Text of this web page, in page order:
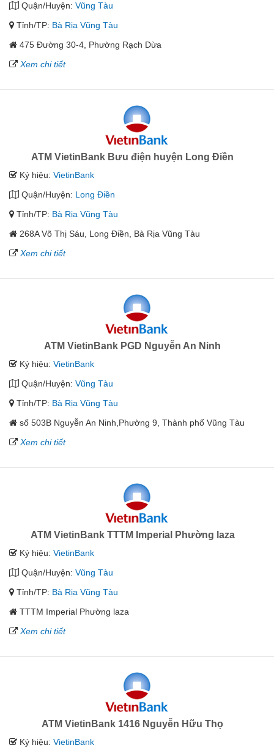
Quận/Huyện: Vũng Tàu
Tỉnh/TP: Bà Rịa Vũng Tàu
475 Đường 30-4, Phường Rạch Dừa
Xem chi tiết
ATM VietinBank Bưu điện huyện Long Điền
Ký hiệu: VietinBank
Quận/Huyện: Long Điền
Tỉnh/TP: Bà Rịa Vũng Tàu
268A Võ Thị Sáu, Long Điền, Bà Rịa Vũng Tàu
Xem chi tiết
ATM VietinBank PGD Nguyễn An Ninh
Ký hiệu: VietinBank
Quận/Huyện: Vũng Tàu
Tỉnh/TP: Bà Rịa Vũng Tàu
số 503B Nguyễn An Ninh,Phường 9, Thành phố Vũng Tàu
Xem chi tiết
ATM VietinBank TTTM Imperial Phường laza
Ký hiệu: VietinBank
Quận/Huyện: Vũng Tàu
Tỉnh/TP: Bà Rịa Vũng Tàu
TTTM Imperial Phường laza
Xem chi tiết
ATM VietinBank 1416 Nguyễn Hữu Thọ
Ký hiệu: VietinBank